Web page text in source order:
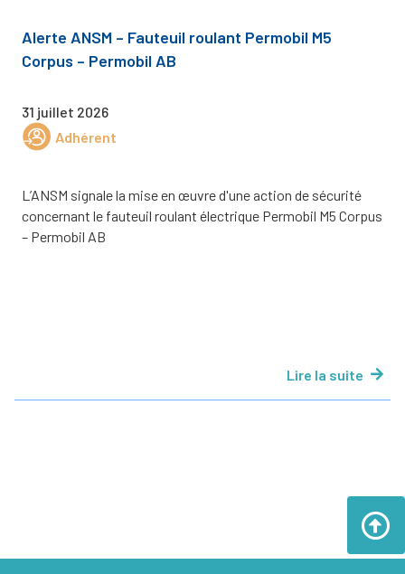
Alerte ANSM – Fauteuil roulant Permobil M5
Corpus – Permobil AB
31 juillet 2026
Adhérent
L’ANSM signale la mise en œuvre d'une action de sécurité
concernant le fauteuil roulant électrique Permobil M5 Corpus
– Permobil AB
Lire la suite